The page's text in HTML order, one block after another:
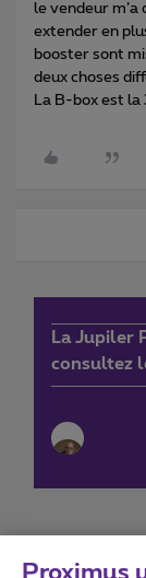
le vendeur m’a
extender en
booster sont
deux choses
La B-box est la
La Jupiler
consultez
Proximus